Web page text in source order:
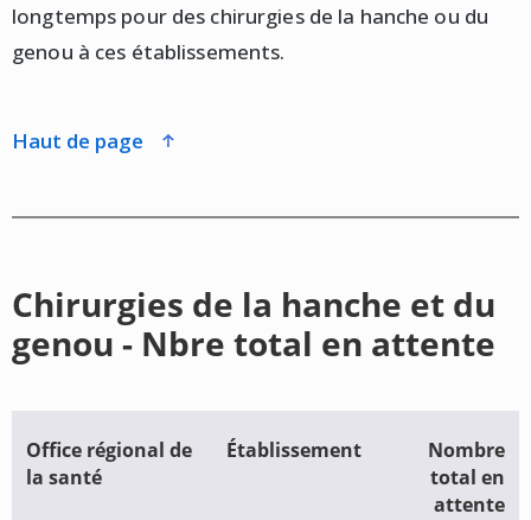
longtemps pour des chirurgies de la hanche ou du
genou à ces établissements.
haut de page
Chirurgies de la hanche et du
genou - Nbre total en attente
Office régional de
la santé
Établissement
Nombre
total en
attente